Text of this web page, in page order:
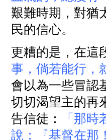
艱難時期，對猶
民的信心。
更糟的是，在這
事，倘若能行，
會以為一些冒認
切切渴望主的再
告信徒：
「那
說：『基督在那